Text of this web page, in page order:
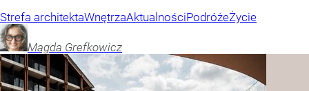
Strefa architektaWnętrzaAktualnościPodróżeŻycie
Magda Grefkowicz